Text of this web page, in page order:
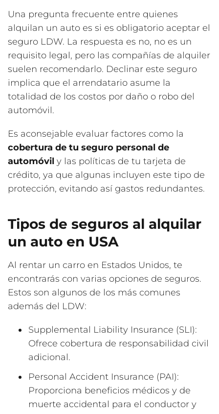
Una pregunta frecuente entre quienes
alquilan un auto es si es obligatorio aceptar el
seguro LDW. La respuesta es no, no es un
requisito legal, pero las compañías de alquiler
suelen recomendarlo. Declinar este seguro
implica que el arrendatario asume la
totalidad de los costos por daño o robo del
automóvil.
Es aconsejable evaluar factores como la
cobertura de tu seguro personal de
automóvil y las políticas de tu tarjeta de
crédito, ya que algunas incluyen este tipo de
protección, evitando así gastos redundantes.
Tipos de seguros al alquilar
un auto en USA
Al rentar un carro en Estados Unidos, te
encontrarás con varias opciones de seguros.
Estos son algunos de los más comunes
además del LDW:
Supplemental Liability Insurance (SLI):
Ofrece cobertura de responsabilidad civil
adicional.
Personal Accident Insurance (PAI):
Proporciona beneficios médicos y de
muerte accidental para el conductor y